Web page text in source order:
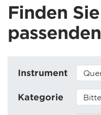
Finden
Instrument
Kategorie